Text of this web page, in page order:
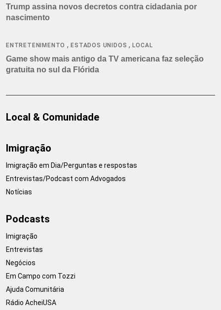
Trump assina novos decretos contra cidadania por
nascimento
ENTRETENIMENTO ,ESTADOS UNIDOS ,LOCAL
Game show mais antigo da TV americana faz seleção
gratuita no sul da Flórida
Local & Comunidade
Imigração
Imigração em Dia/Perguntas e respostas
Entrevistas/Podcast com Advogados
Notícias
Podcasts
Imigração
Entrevistas
Negócios
Em Campo com Tozzi
Ajuda Comunitária
Rádio AcheiUSA